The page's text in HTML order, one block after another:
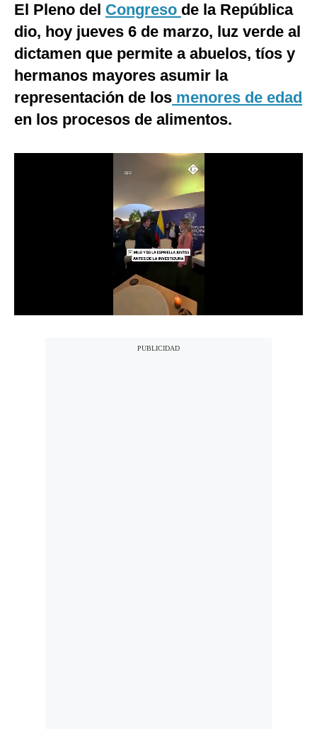
Mundo
EEUU
México
España
Internacional
Tecnología
El Pleno del Congreso de la República
dio, hoy jueves 6 de marzo, luz verde al
dictamen que permite a abuelos, tíos y
hermanos mayores asumir la
representación de los menores de edad
en los procesos de alimentos.